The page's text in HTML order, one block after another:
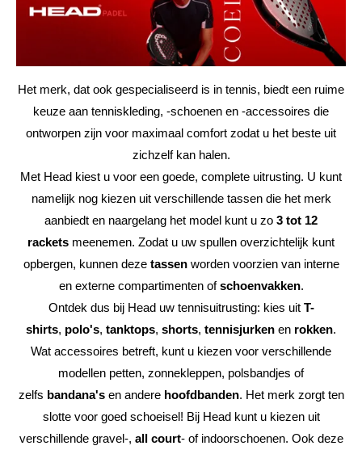
Het merk, dat ook gespecialiseerd is in tennis, biedt een ruime
keuze aan tenniskleding, -schoenen en -accessoires die
ontworpen zijn voor maximaal comfort zodat u het beste uit
zichzelf kan halen.
Met Head kiest u voor een goede, complete uitrusting. U kunt
namelijk nog kiezen uit verschillende tassen die het merk
aanbiedt en naargelang het model kunt u zo 3 tot 12
rackets meenemen. Zodat u uw spullen overzichtelijk kunt
opbergen, kunnen deze tassenworden voorzien van interne
en externe compartimenten ofschoenvakken.
Ontdek dus bij Head uw tennisuitrusting: kies uit T-
shirts, polo's, tanktops, shorts, tennisjurken en rokken.
Wat accessoires betreft, kunt u kiezen voor verschillende
modellen petten, zonnekleppen, polsbandjes of
zelfs bandana'sen andere hoofdbanden. Het merk zorgt ten
slotte voor goed schoeisel! Bij Head kunt u kiezen uit
verschillende gravel-, all court- of indoorschoenen. Ook deze